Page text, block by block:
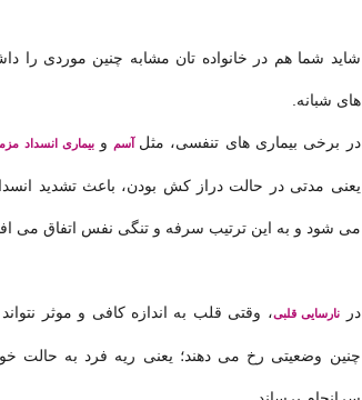
شاید شما هم در خانواده تان مشابه چنین موردی را
های شبانه.
در برخی بیماری های تنفسی، مثل آسم و بیماری انسداد
یعنی مدتی در حالت دراز کش بودن، باعث تشدید
می شود و به این ترتیب سرفه و تنگی نفس اتفاق می
در نارسایی قلبی، وقتی قلب به اندازه کافی و موثر
چنین وضعیتی رخ می دهند؛ یعنی ریه فرد به حالت